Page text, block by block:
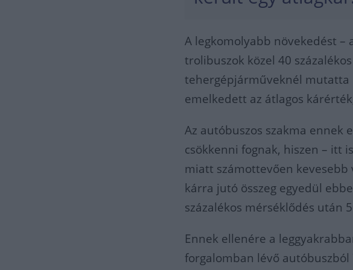
A legkomolyabb növekedést –
trolibuszok közel 40
tehergépjárműveknél mutatta
emelkedett az átlagos
Az autóbuszos szakma ennek
csökkenni fognak, hiszen – itt
miatt számottevően kevesebb
kárra jutó összeg egyedül
százalékos mérséklődés után
Ennek ellenére a
forgalomban lévő